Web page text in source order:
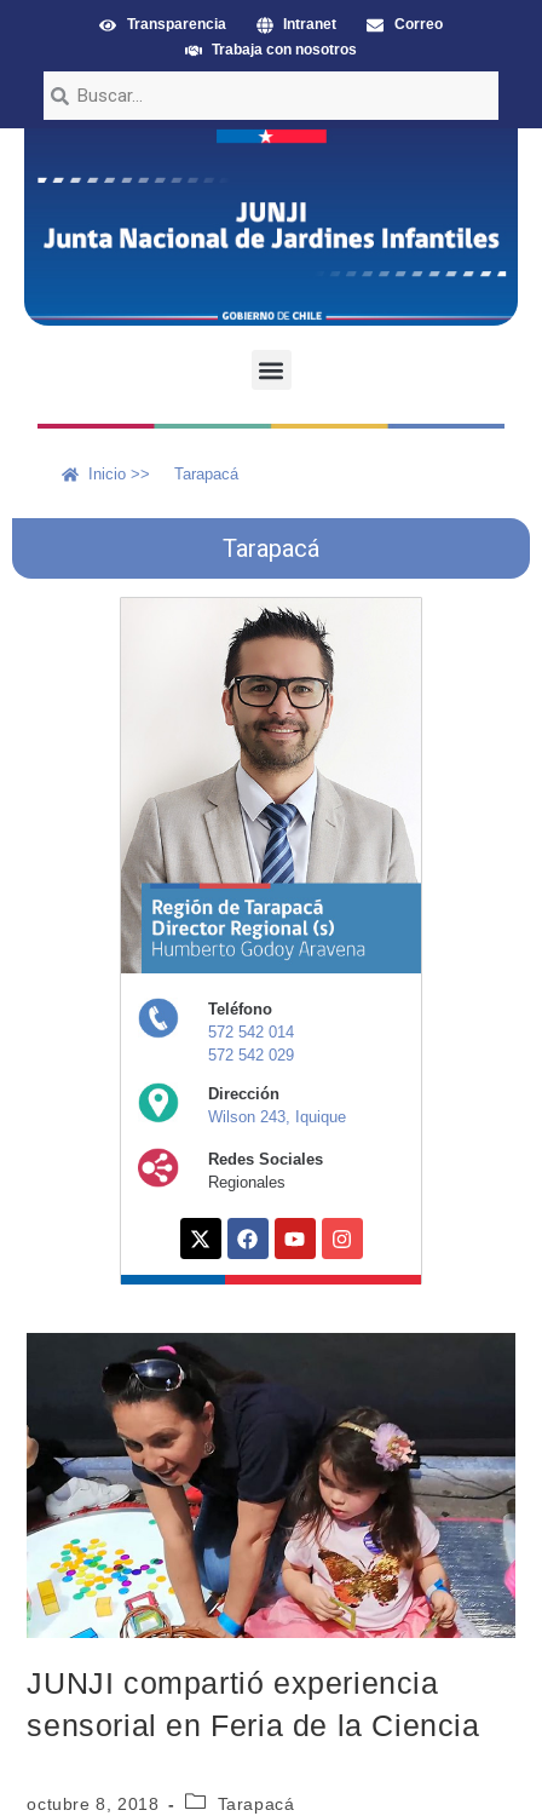
Transparencia Intranet
Correo
Trabaja con nosotros
Inicio >> Tarapacá
Tarapacá
Teléfono
572 542 014
572 542 029
Dirección
Wilson 243, Iquique
Redes Sociales
Regionales
JUNJI compartió experiencia
sensorial en Feria de la Ciencia
octubre 8, 2018 Tarapacá